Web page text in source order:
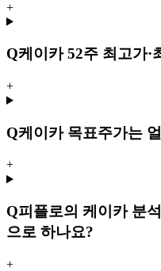
+
Q케이카 52주 최고가·
+
Q케이카 목표주가는
+
Q피플로의 케이카 분
으로 하나요?
+